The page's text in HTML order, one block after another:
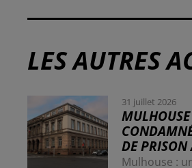
LES AUTRES
31 juillet 2026
DE PRISON
Mulhouse :